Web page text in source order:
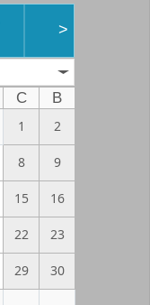
>
С
В
1
2
8 9
15 16
22 23
29 30